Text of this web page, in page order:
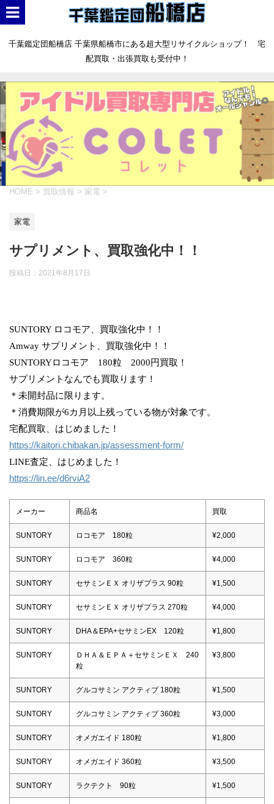
千葉鑑定団船橋店 千葉県船橋市にある超大型リサイクルショップ！ 宅
配買取・出張買取も受付中！
HOME > 買取情報 > 家電 >
家電
サプリメント、買取強化中！！
投稿日： 2021年8月17日
SUNTORY ロコモア、買取強化中！！
Amway サプリメント、買取強化中！！
SUNTORYロコモア 180粒 2000円買取！
サプリメントなんでも買取ります！
＊未開封品に限ります。
＊消費期限が6カ月以上残っている物が対象です。
宅配買取、はじめました！
https://kaitori.chibakan.jp/assessment-form/
LINE査定、はじめました！
https://lin.ee/d6rviA2
メーカー 商品名 買取
SUNTORY ロコモア 180粒 ¥2,000
SUNTORY ロコモア 360粒 ¥4,000
SUNTORY セサミンＥＸ オリザプラス 90粒 ¥1,500
SUNTORY セサミンＥＸ オリザプラス 270粒 ¥4,000
SUNTORY DHA＆EPA+セサミンEX 120粒 ¥1,800
SUNTORY
ＤＨＡ＆ＥＰＡ＋セサミンＥＸ 240
粒
¥3,800
SUNTORY グルコサミン アクティブ 180粒 ¥1,500
SUNTORY グルコサミン アクティブ 360粒 ¥3,000
SUNTORY オメガエイド 180粒 ¥1,800
SUNTORY オメガエイド 360粒 ¥3,500
SUNTORY ラクテクト 90粒 ¥1,500